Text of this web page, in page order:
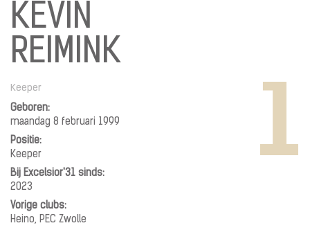
KEVIN
REIMINK
Keeper 1
Geboren:
maandag 8 februari 1999
Positie:
Keeper
Bij Excelsior'31 sinds:
2023
Vorige clubs:
Heino, PEC Zwolle